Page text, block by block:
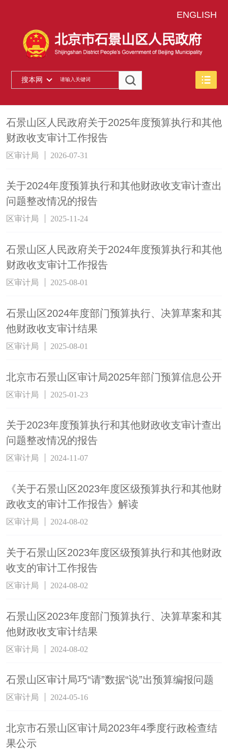
ENGLISH
搜本网
石景山区人民政府关于2025年度预算执行和其他
财政收支审计工作报告
区审计局 2026-07-31
关于2024年度预算执行和其他财政收支审计查出
问题整改情况的报告
区审计局 2025-11-24
石景山区人民政府关于2024年度预算执行和其他
财政收支审计工作报告
区审计局 2025-08-01
石景山区2024年度部门预算执行、决算草案和其
他财政收支审计结果
区审计局 2025-08-01
北京市石景山区审计局2025年部门预算信息公开
区审计局 2025-01-23
关于2023年度预算执行和其他财政收支审计查出
问题整改情况的报告
区审计局 2024-11-07
《关于石景山区2023年度区级预算执行和其他财
政收支的审计工作报告》解读
区审计局 2024-08-02
关于石景山区2023年度区级预算执行和其他财政
收支的审计工作报告
区审计局 2024-08-02
石景山区2023年度部门预算执行、决算草案和其
他财政收支审计结果
区审计局 2024-08-02
石景山区审计局巧“请”数据“说”出预算编报问题
区审计局 2024-05-16
北京市石景山区审计局2023年4季度行政检查结
果公示